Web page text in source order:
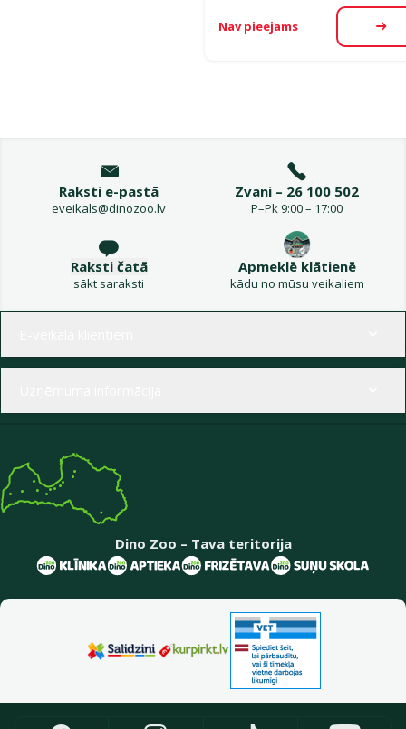
Nav pieejams
Raksti e-pastā
eveikals@dinozoo.lv
Zvani – 26 100 502
P–Pk 9:00 – 17:00
Raksti čatā
sākt saraksti
Apmeklē klātienē
kādu no mūsu veikaliem
Dino Zoo – Tava teritorija